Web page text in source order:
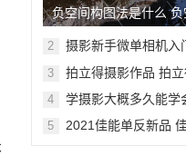
负空间构图法是什么
2
摄影新手微单相机入
3 拍立得摄影作品 拍
4 学摄影大概多久能学
5 2021佳能单反新品